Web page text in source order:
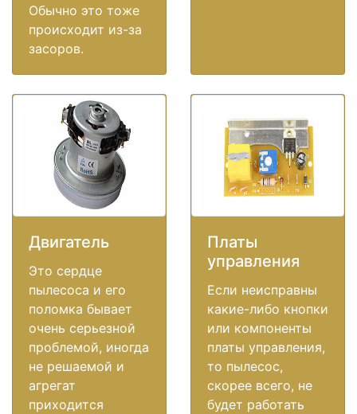
Обычно это тоже
происходит из-за
засоров.
Двигатель
Это сердце
пылесоса и его
поломка бывает
очень серьезной
проблемой, иногда
не решаемой и
агрегат
приходится
Платы
управления
Если неисправны
какие-либо кнопки
или компоненты
платы управления,
то пылесос,
скорее всего, не
будет работать